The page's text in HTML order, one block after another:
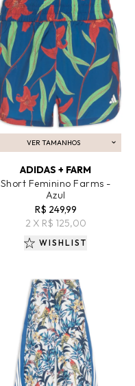
VER TAMANHOS
ADICIONAR AO CARRINHO
ADIDAS + FARM
Short Feminino Farms -
Azul
R$ 249,99
2 X R$ 125,00
WISHLIST